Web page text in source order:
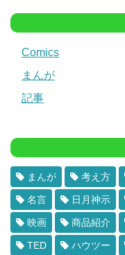
Comics
まんが
記事
まんが 考え方
名言 日月神示
映画 商品紹介
TED ハウツー